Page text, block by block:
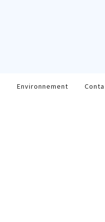
Environnement